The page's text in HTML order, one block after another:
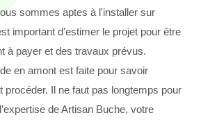
sommes aptes à l'installer sur
important d’estimer le projet pour être
à payer et des travaux prévus.
en amont est faite pour savoir
Il ne faut pas longtemps pour
de Artisan Buche, votre